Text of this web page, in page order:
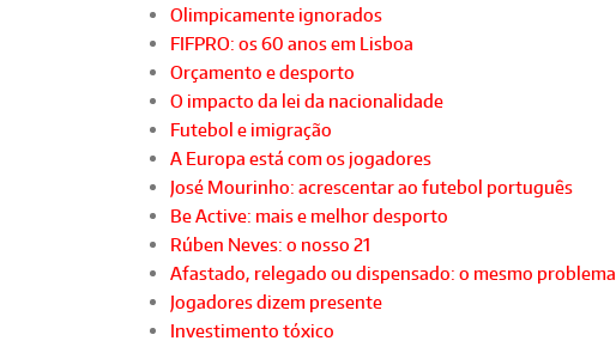
Olimpicamente ignorados
FIFPRO: os 60 anos em Lisboa
Orçamento e desporto
O impacto da lei da nacionalidade
Futebol e imigração
A Europa está com os jogadores
José Mourinho: acrescentar ao futebol português
Be Active: mais e melhor desporto
Rúben Neves: o nosso 21
Afastado, relegado ou dispensado: o mesmo problema
Jogadores dizem presente
Investimento tóxico